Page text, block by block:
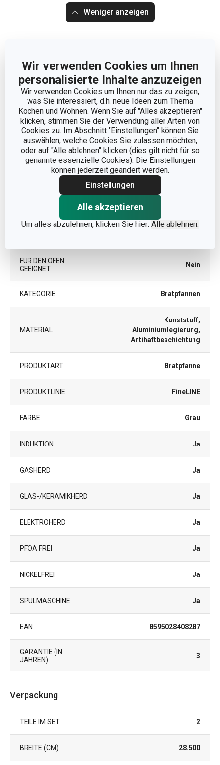
Wir verwenden Cookies um Ihnen
personalisierte Inhalte anzuzeigen
Wir verwenden Cookies um Ihnen nur das zu zeigen,
was Sie interessiert, d.h. neue Ideen zum Thema
Kochen und Wohnen. Wenn Sie auf "Alles akzeptieren"
klicken, stimmen Sie der Verwendung aller Arten von
Cookies zu. Im Abschnitt "Einstellungen" können Sie
auswählen, welche Cookies Sie zulassen möchten,
oder auf "Alle ablehnen" klicken (dies gilt nicht für so
genannte essenzielle Cookies). Die Einstellungen
können jederzeit geändert werden.
Einstellungen
Alle akzeptieren
Um alles abzulehnen, klicken Sie hier: Alle ablehnen.
Weniger anzeigen
Andere Parameter
FÜR DEN OFEN
GEEIGNET
Nein
KATEGORIE Bratpfannen
MATERIAL
Kunststoff,
Aluminiumlegierung,
Antihaftbeschichtung
PRODUKTART Bratpfanne
PRODUKTLINIE FineLINE
FARBE Grau
INDUKTION Ja
GASHERD Ja
GLAS-/KERAMIKHERD Ja
ELEKTROHERD Ja
PFOA FREI Ja
NICKELFREI Ja
SPÜLMASCHINE Ja
EAN 8595028408287
GARANTIE (IN
JAHREN)
3
Verpackung
TEILE IM SET 2
BREITE (CM) 28.500